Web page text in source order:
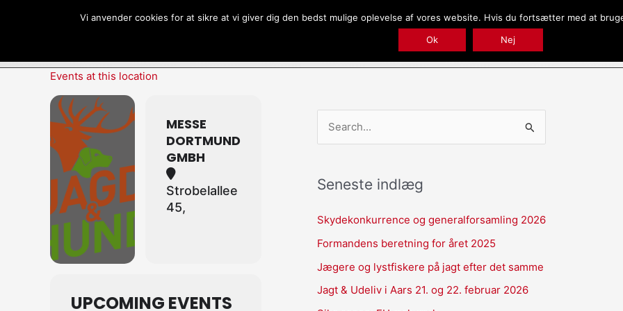
Forside Conservation And Donation
Events at this location
MESSE
DORTMUND
GMBH
Strobelallee
45,
UPCOMING EVENTS
e
f
r
:
Seneste indlæg
Skydekonkurrence og generalforsamling 2026
Formandens beretning for året 2025
Jægere og lystfiskere på jagt efter det samme
Jagt & Udeliv i Aars 21. og 22. februar 2026
Vi anvender cookies for at sikre at vi giver dig den bedst mulige oplevelse af vores website. Hvis du fortsætter med at
Ok
Nej